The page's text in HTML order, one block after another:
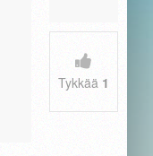
Tykkää 1